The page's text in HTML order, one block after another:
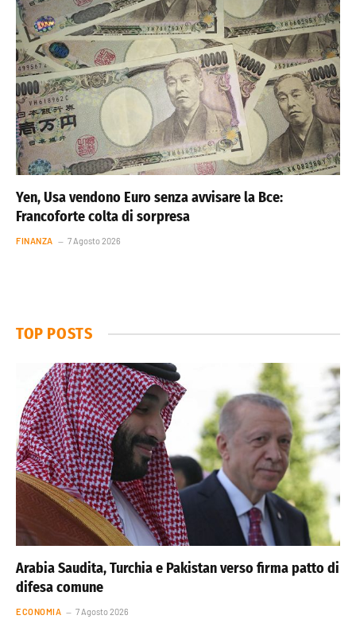
Yen, Usa vendono Euro senza avvisare la Bce:
Francoforte colta di sorpresa
FINANZA 7 Agosto 2026
TOP POSTS
Arabia Saudita, Turchia e Pakistan verso firma patto di
difesa comune
ECONOMIA 7 Agosto 2026